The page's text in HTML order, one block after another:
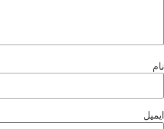
نام
ایمیل